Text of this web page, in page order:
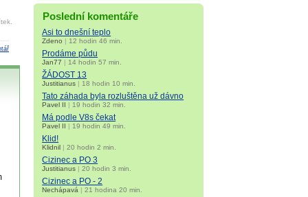
Poslední komentáře
Asi to dnešní teplo
Zdeno | 12 hodin 46 min.
Prodáme půdu
Jan77 | 14 hodin 57 min.
ŽÁDOST 13
Justitianus | 18 hodin 10 min.
Tato záhada byla rozluštěna už dávno
Pavel II | 19 hodin 32 min.
Má podle V8s čekat
Pavel II | 19 hodin 49 min.
Klid!
Klidnil |20 hodin 2 min.
Cizinec a PO 3
Justitianus |20 hodin 3 min.
Cizinec a PO - 2
Nechápavá |21 hodina 20 min.